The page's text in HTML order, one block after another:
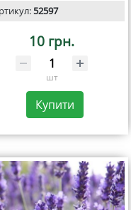
52597
10 грн.
шт
Купити